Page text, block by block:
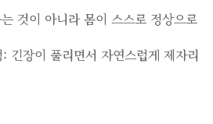
것이 아니라 몸이 스스로 정상으로
긴장이 풀리면서 자연스럽게 제자리